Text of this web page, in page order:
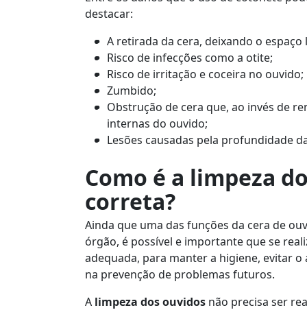
destacar:
A retirada da cera, deixando o
Risco de infecções como a otite;
Risco de irritação e coceira no ouvido;
Zumbido;
Obstrução de cera que, ao invés de
internas do ouvido;
Lesões causadas pela profundidade
Como é a limpeza
correta?
Ainda que uma das funções da cera de
órgão, é possível e importante que se
adequada, para manter a higiene, evitar
na prevenção de problemas futuros.
A limpeza dos ouvidosnão precisa ser